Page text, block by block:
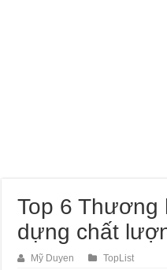
Top 6 Thương
dựng chất
Mỹ Duyen TopList